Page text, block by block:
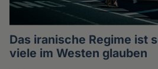
Das iranische Regime ist
viele im Westen glauben